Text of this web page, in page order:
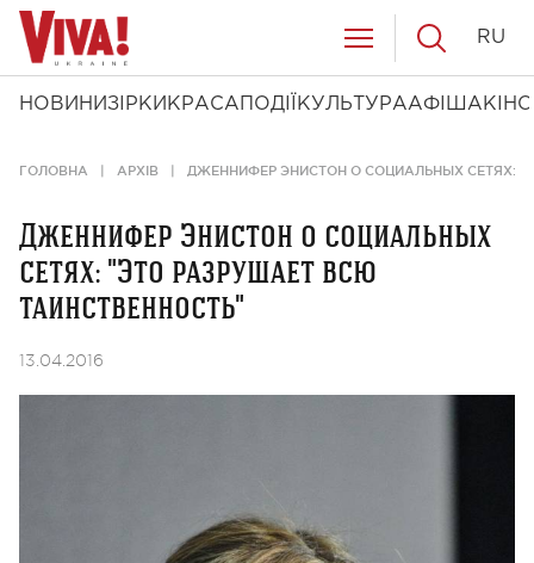
НОВИНИ ЗІРКИ КРАСА ПОДІЇ КУЛЬТУРААФІША КІНО
RU
ГОЛОВНА АРХІВ ДЖЕННИФЕР ЭНИСТОН О СОЦИАЛЬНЫХ СЕТЯХ:
Дженнифер Энистон о социальных
сетях: "Это разрушает всю
таинственность"
13.04.2016